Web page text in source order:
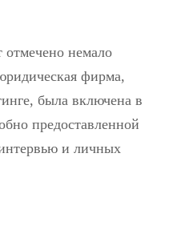
отмечено немало
фирма,
была включена в
предоставленной
и личных